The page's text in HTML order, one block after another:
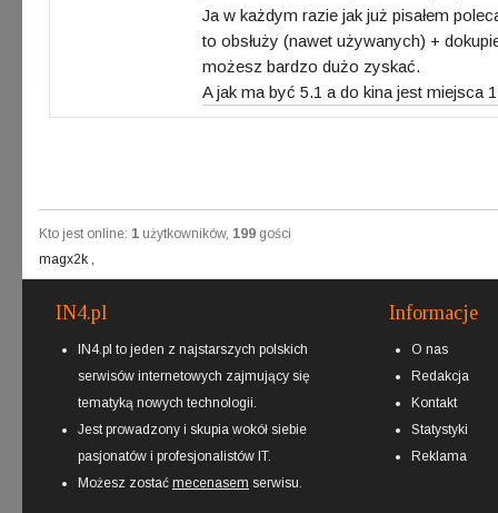
Ja w każdym razie jak już pisałem
to obsłuży (nawet używanych) +
możesz bardzo dużo zyskać.
A jak ma być 5.1 a do kina jest miejsca
Kto jest online: 1 użytkowników, 199 gości
magx2k ,
IN4.pl
IN4.pl to jeden z najstarszych polskich
serwisów internetowych zajmujący się
tematyką nowych technologii.
Jest prowadzony i skupia wokół siebie
pasjonatów i profesjonalistów IT.
Możesz zostać mecenasem serwisu.
Informacje
O nas
Redakcja
Kontakt
Statystyki
Reklama